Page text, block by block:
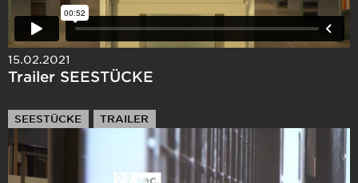
15.02.2021
Trailer SEESTÜCKE
SEESTÜCKE TRAILER